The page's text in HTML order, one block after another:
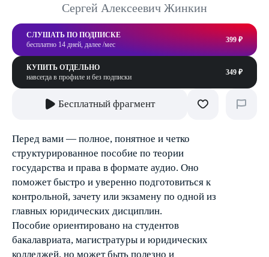
Сергей Алексеевич Жинкин
СЛУШАТЬ ПО ПОДПИСКЕ
бесплатно 14 дней, далее /мес
399 ₽
КУПИТЬ ОТДЕЛЬНО
навсегда в профиле и без подписки
349 ₽
Бесплатный фрагмент
Перед вами — полное, понятное и четко
структурированное пособие по теории
государства и права в формате аудио. Оно
поможет быстро и уверенно подготовиться к
контрольной, зачету или экзамену по одной из
главных юридических дисциплин.
Пособие ориентировано на студентов
бакалавриата, магистратуры и юридических
колледжей, но может быть полезно и